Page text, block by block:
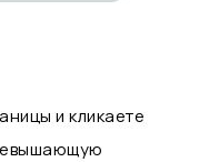
и кликаете